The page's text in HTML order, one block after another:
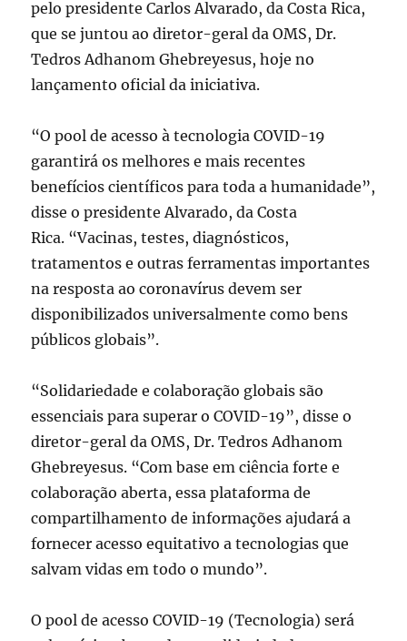
pelo presidente Carlos Alvarado, da Costa Rica,
que se juntou ao diretor-geral da OMS, Dr.
Tedros Adhanom Ghebreyesus, hoje no
lançamento oficial da iniciativa.
“O pool de acesso à tecnologia COVID-19
garantirá os melhores e mais recentes
benefícios científicos para toda a humanidade”,
disse o presidente Alvarado, da Costa
Rica. “Vacinas, testes, diagnósticos,
tratamentos e outras ferramentas importantes
na resposta ao coronavírus devem ser
disponibilizados universalmente como bens
públicos globais”.
“Solidariedade e colaboração globais são
essenciais para superar o COVID-19”, disse o
diretor-geral da OMS, Dr. Tedros Adhanom
Ghebreyesus. “Com base em ciência forte e
colaboração aberta, essa plataforma de
compartilhamento de informações ajudará a
fornecer acesso equitativo a tecnologias que
salvam vidas em todo o mundo”.
O pool de acesso COVID-19 (Tecnologia) será